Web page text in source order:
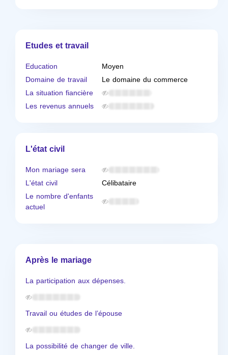
Etudes et travail
Education
Moyen
Domaine de travail
Le domaine du commerce
La situation fiancière
Les revenus annuels
L'état civil
Mon mariage sera
L'état civil
Célibataire
Le nombre d'enfants
actuel
Après le mariage
La participation aux dépenses.
Travail ou études de l’épouse
La possibilité de changer de ville.